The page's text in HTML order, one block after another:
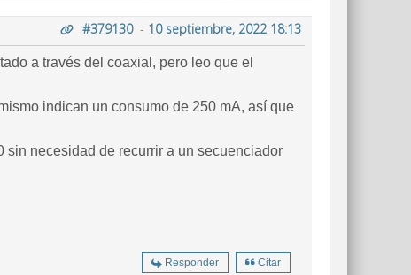
#379130- 10 septiembre, 2022 18:13
a través del coaxial, pero leo que el
indican un consumo de 250 mA, así que
necesidad de recurrir a un secuenciador
Responder Citar